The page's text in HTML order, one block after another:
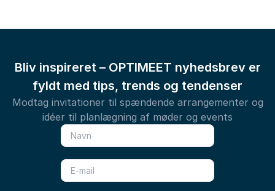
Bliv inspireret – OPTIMEET nyhedsbrev er
fyldt med tips, trends og tendenser
Modtag invitationer til spændende arrangementer og
idéer til planlægning af møder og events